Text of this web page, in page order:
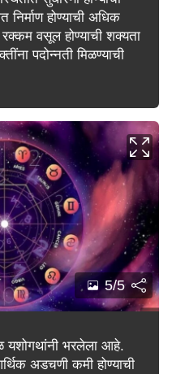
होण्याची अधिक
वसूल होण्याची शक्यता
पदोन्नती मिळण्याची
5/5
यशोगथांनी भरलेला आहे.
अडचणी कमी होण्याची